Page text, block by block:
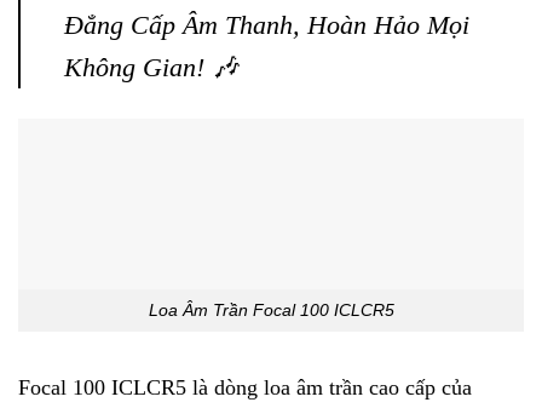
Đẳng Cấp Âm Thanh, Hoàn Hảo Mọi
Không Gian! 🎶
Loa Âm Trần Focal 100 ICLCR5
Focal 100 ICLCR5 là dòng loa âm trần cao cấp của